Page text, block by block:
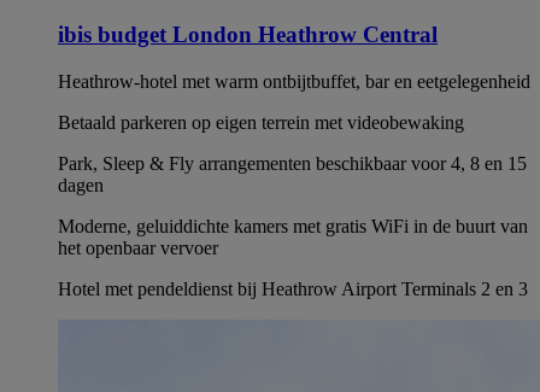
ibis budget London Heathrow Central
Heathrow-hotel met warm ontbijtbuffet, bar en eetgelegenheid
Betaald parkeren op eigen terrein met videobewaking
Park, Sleep & Fly arrangementen beschikbaar voor 4, 8 en 15
dagen
Moderne, geluiddichte kamers met gratis WiFi in de buurt van
het openbaar vervoer
Hotel met pendeldienst bij Heathrow Airport Terminals 2 en 3